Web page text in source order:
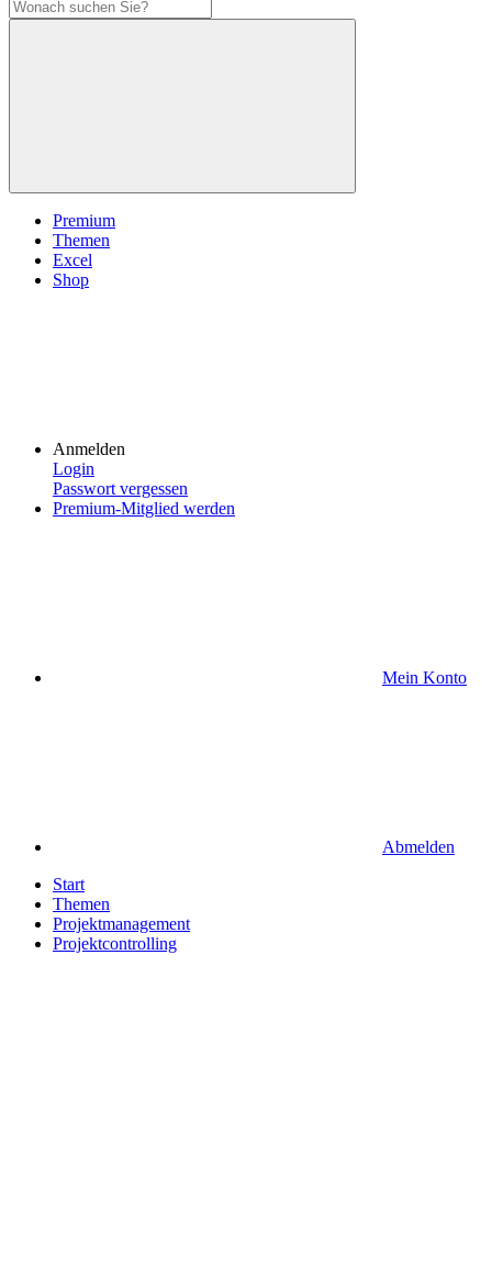
Premium
Themen
Excel
Shop
Anmelden
Login
Passwort vergessen
Premium-Mitglied werden
Mein Konto
Abmelden
Start
Themen
Projektmanagement
Projektcontrolling